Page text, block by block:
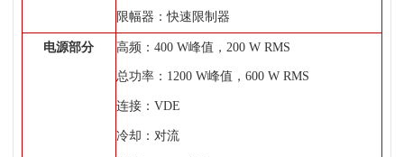
限幅器：快速限制器
电源部分 高频：400 W峰值，200 W RMS
总功率：1200 W峰值，600 W RMS
连接：VDE
冷却：对流